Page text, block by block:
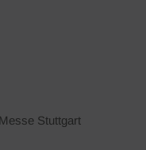
Stuttgart